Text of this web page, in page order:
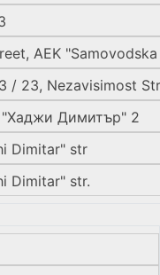
AEK
23, Nezavisimost
"Хаджи Димитър" 2
Dimitar" str
Dimitar" str.